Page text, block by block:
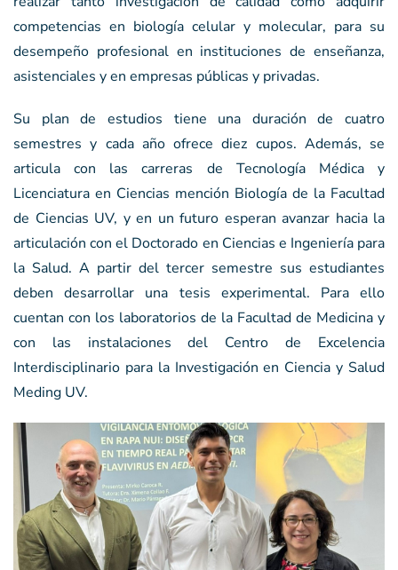
competencias en biología celular y molecular, para su
desempeño profesional en instituciones de enseñanza,
asistenciales y en empresas públicas y privadas.
Su plan de estudios tiene una duración de cuatro
semestres y cada año ofrece diez cupos. Además, se
articula con las carreras de Tecnología Médica y
Licenciatura en Ciencias mención Biología de la Facultad
de Ciencias UV, y en un futuro esperan avanzar hacia la
articulación con el Doctorado en Ciencias e Ingeniería para
la Salud. A partir del tercer semestre sus estudiantes
deben desarrollar una tesis experimental. Para ello
cuentan con los laboratorios de la Facultad de Medicina y
con las instalaciones del Centro de Excelencia
Interdisciplinario para la Investigación en Ciencia y Salud
Meding UV.